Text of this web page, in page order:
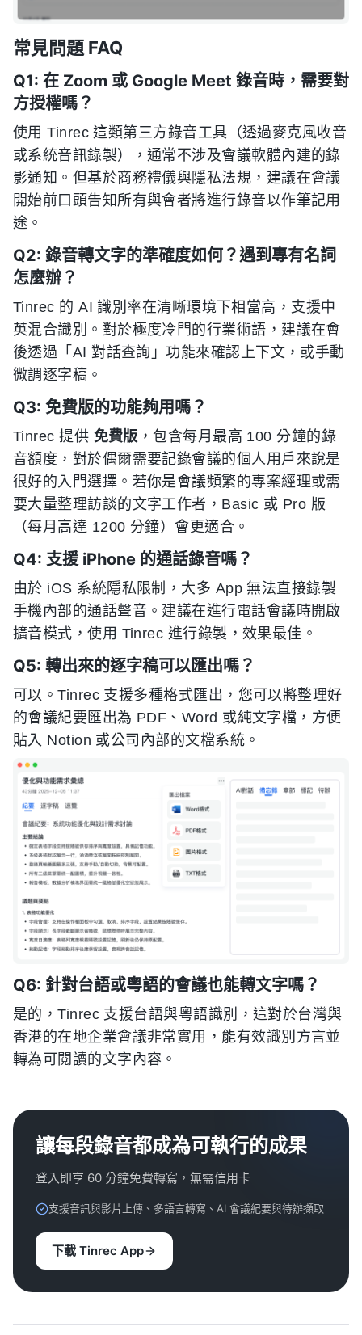
常見問題 FAQ
Q1: 在 Zoom 或 Google Meet 錄音時，需要對
方授權嗎？
使用 Tinrec 這類第三方錄音工具（透過麥克風收音
或系統音訊錄製），通常不涉及會議軟體內建的錄
影通知。但基於商務禮儀與隱私法規，建議在會議
開始前口頭告知所有與會者將進行錄音以作筆記用
途。
Q2: 錄音轉文字的準確度如何？遇到專有名詞
怎麼辦？
Tinrec 的 AI 識別率在清晰環境下相當高，支援中
英混合識別。對於極度冷門的行業術語，建議在會
後透過「AI 對話查詢」功能來確認上下文，或手動
微調逐字稿。
Q3: 免費版的功能夠用嗎？
Tinrec 提供 免費版 ，包含每月最高 100 分鐘的錄
音額度，對於偶爾需要記錄會議的個人用戶來說是
很好的入門選擇。若你是會議頻繁的專案經理或需
要大量整理訪談的文字工作者，Basic 或 Pro 版
（每月高達 1200 分鐘）會更適合。
Q4: 支援 iPhone 的通話錄音嗎？
由於 iOS 系統隱私限制，大多 App 無法直接錄製
手機內部的通話聲音。建議在進行電話會議時開啟
擴音模式，使用 Tinrec 進行錄製，效果最佳。
Q5: 轉出來的逐字稿可以匯出嗎？
可以。Tinrec 支援多種格式匯出，您可以將整理好
的會議紀要匯出為 PDF、Word 或純文字檔，方便
貼入 Notion 或公司內部的文檔系統。
Q6: 針對台語或粵語的會議也能轉文字嗎？
是的，Tinrec 支援台語與粵語識別，這對於台灣與
香港的在地企業會議非常實用，能有效識別方言並
轉為可閱讀的文字內容。
讓每段錄音都成為可執行的成果
登入即享 60 分鐘免費轉寫，無需信用卡
支援音訊與影片上傳、多語言轉寫、AI 會議紀要與待辦擷取
下載 Tinrec App